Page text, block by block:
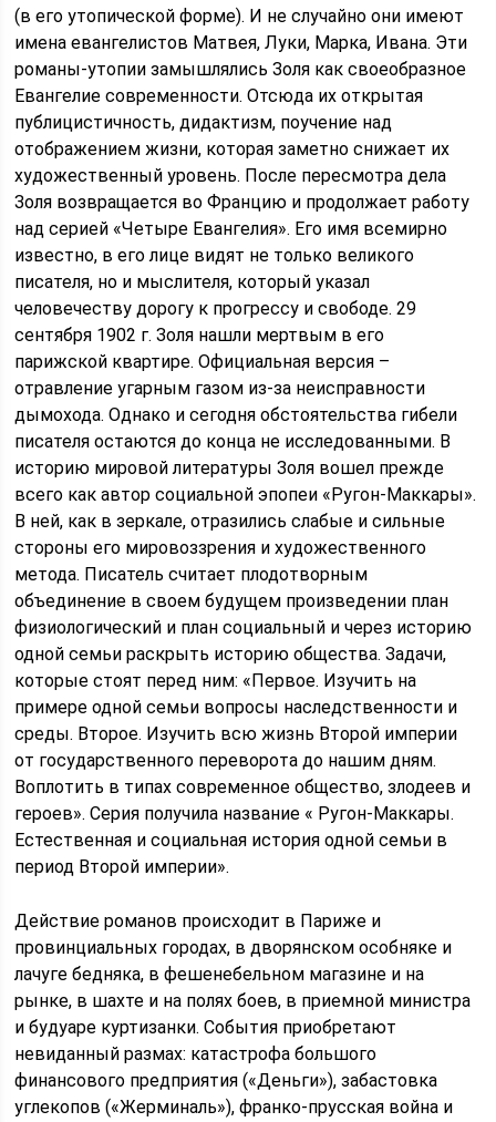
(в его утопической форме). И не случайно они имеют
имена евангелистов Матвея, Луки, Марка, Ивана. Эти
романы-утопии замышлялись Золя как своеобразное
Евангелие современности. Отсюда их открытая
публицистичность, дидактизм, поучение над
отображением жизни, которая заметно снижает их
художественный уровень. После пересмотра дела
Золя возвращается во Францию и продолжает работу
над серией «Четыре Евангелия». Его имя всемирно
известно, в его лице видят не только великого
писателя, но и мыслителя, который указал
человечеству дорогу к прогрессу и свободе. 29
сентября 1902 г. Золя нашли мертвым в его
парижской квартире. Официальная версия –
отравление угарным газом из-за неисправности
дымохода. Однако и сегодня обстоятельства гибели
писателя остаются до конца не исследованными. В
историю мировой литературы Золя вошел прежде
всего как автор социальной эпопеи «Ругон-Маккары».
В ней, как в зеркале, отразились слабые и сильные
стороны его мировоззрения и художественного
метода. Писатель считает плодотворным
объединение в своем будущем произведении план
физиологический и план социальный и через историю
одной семьи раскрыть историю общества. Задачи,
которые стоят перед ним: «Первое. Изучить на
примере одной семьи вопросы наследственности и
среды. Второе. Изучить всю жизнь Второй империи
от государственного переворота до нашим дням.
Воплотить в типах современное общество, злодеев и
героев». Серия получила название « Ругон-Маккары.
Естественная и социальная история одной семьи в
период Второй империи».
Действие романов происходит в Париже и
провинциальных городах, в дворянском особняке и
лачуге бедняка, в фешенебельном магазине и на
рынке, в шахте и на полях боев, в приемной министра
и будуаре куртизанки. События приобретают
невиданный размах: катастрофа большого
финансового предприятия («Деньги»), забастовка
углекопов («Жерминаль»), франко-прусская война и